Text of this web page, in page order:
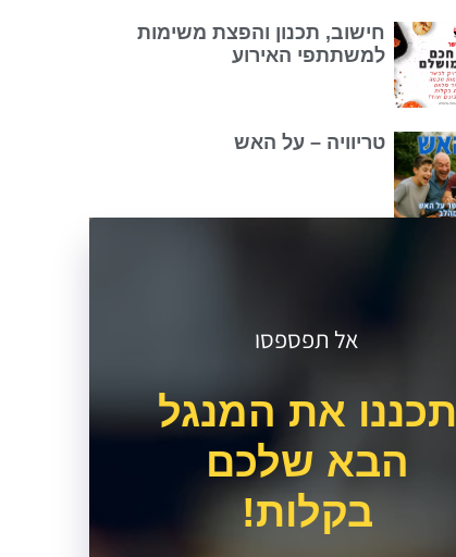
חישוב, תכנון והפצת משימות
למשתתפי האירוע
טריוויה – על האש
אל תפספסו
תכננו את המנגל
הבא שלכם
בקלות!